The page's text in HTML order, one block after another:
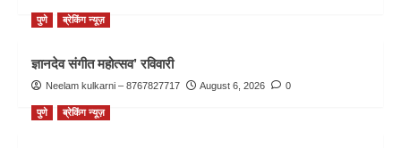
पुणे ब्रेकिंग न्यूज़
ज्ञानदेव संगीत महोत्सव’ रविवारी
Neelam kulkarni – 8767827717 August 6, 2026 0
पुणे ब्रेकिंग न्यूज़